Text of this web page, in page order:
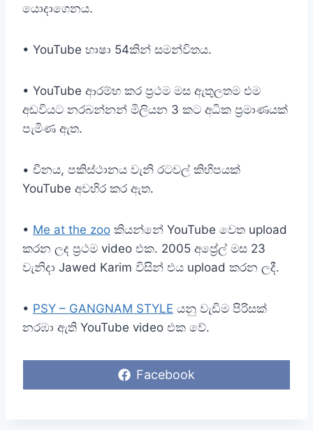
යොදාගෙනය.
• YouTube භාෂා 54කින් සමන්විතය.
• YouTube ආරම්භ කර ප්‍රථම මස ඇතුලතම එම
අඩවියට නරබන්නන් මිලියන 3 කට අධික ප්‍රමාණයක්
පැමිණ ඇත.
• චීනය, පකිස්ථානය වැනි රටවල් කිහිපයක්
YouTube අවහිර කර ඇත.
• Me at the zoo කියන්නේ YouTube වෙත upload
කරන ලද ප්‍රථම video එක. 2005 අප්‍රේල් මස 23
වැනිදා Jawed Karim විසින් එය upload කරන ලදී.
• PSY – GANGNAM STYLE යනු වැඩිම පිරිසක්
නරඹා ඇති YouTube video එක වේ.
S
h
Facebook